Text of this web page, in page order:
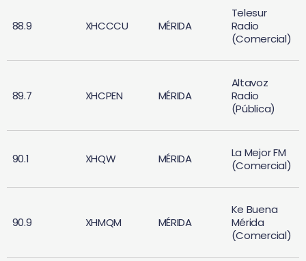
88.9 XHCCCU MÉRIDA
Telesur
Radio
(Comercial)
89.7 XHCPEN MÉRIDA
Altavoz
Radio
(Pública)
90.1 XHQW MÉRIDA
La Mejor FM
(Comercial)
90.9 XHMQM MÉRIDA
Ke Buena
Mérida
(Comercial)